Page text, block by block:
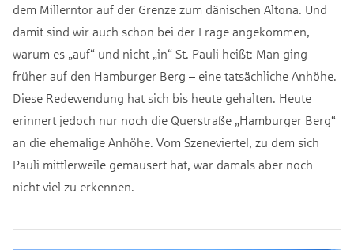
dem Millerntor auf der Grenze zum dänischen Altona. Und
damit sind wir auch schon bei der Frage angekommen,
warum es „auf“ und nicht „in“ St. Pauli heißt: Man ging
früher auf den Hamburger Berg – eine tatsächliche Anhöhe.
Diese Redewendung hat sich bis heute gehalten. Heute
erinnert jedoch nur noch die Querstraße „Hamburger Berg“
an die ehemalige Anhöhe. Vom Szeneviertel, zu dem sich
Pauli mittlerweile gemausert hat, war damals aber noch
nicht viel zu erkennen.